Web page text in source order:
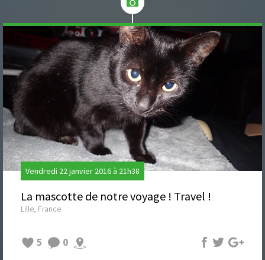
Vendredi 22 janvier 2016 à 21h38
La mascotte de notre voyage ! Travel !
Lille, France
5 0